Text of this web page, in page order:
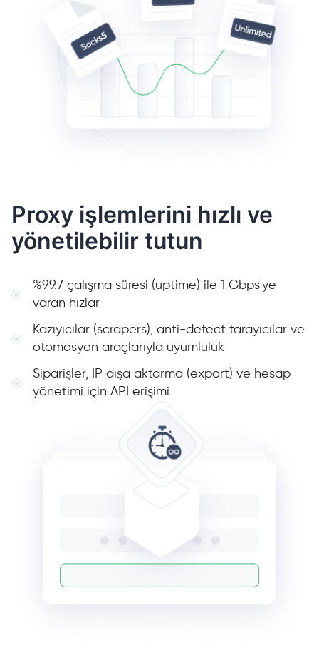
Proxy işlemlerini hızlı ve
yönetilebilir tutun
%99.7 çalışma süresi (uptime) ile 1 Gbps'ye
varan hızlar
Kazıyıcılar (scrapers), anti-detect tarayıcılar ve
otomasyon araçlarıyla uyumluluk
Siparişler, IP dışa aktarma (export) ve hesap
yönetimi için API erişimi